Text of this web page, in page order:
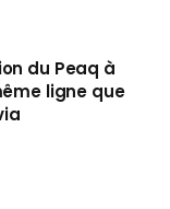
du Peaq à
ligne que